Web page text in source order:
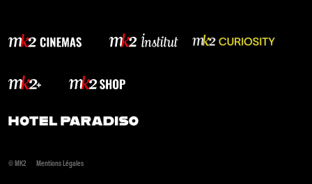
© MK2 Mentions Légales